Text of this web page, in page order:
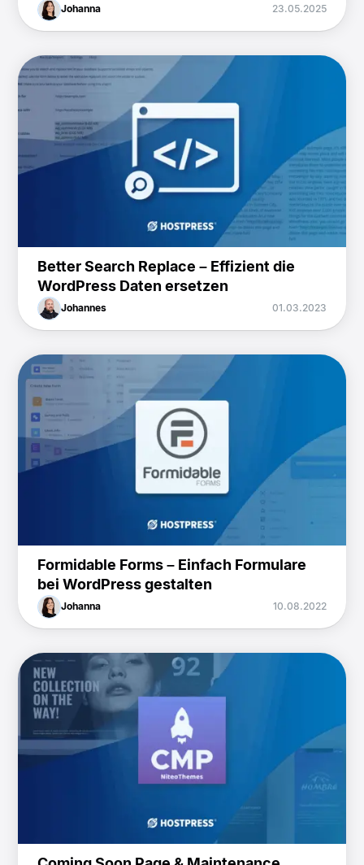
Johanna 23.05.2025
Better Search Replace – Effizient die
WordPress Daten ersetzen
Johannes 01.03.2023
Formidable Forms – Einfach Formulare
bei WordPress gestalten
Johanna 10.08.2022